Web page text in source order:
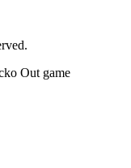
Out game